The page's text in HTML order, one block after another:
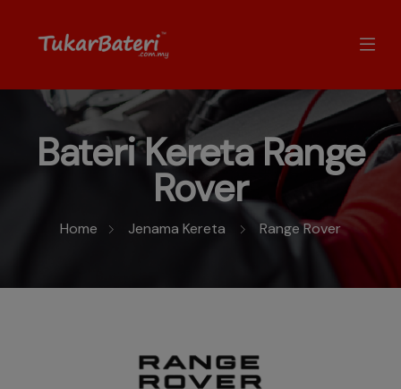
Bateri Kereta Range
Rover
Home Jenama Kereta Range Rover